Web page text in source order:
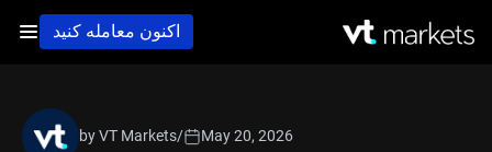
اکنون معامله کنید
by VT Markets/ May 20, 2026